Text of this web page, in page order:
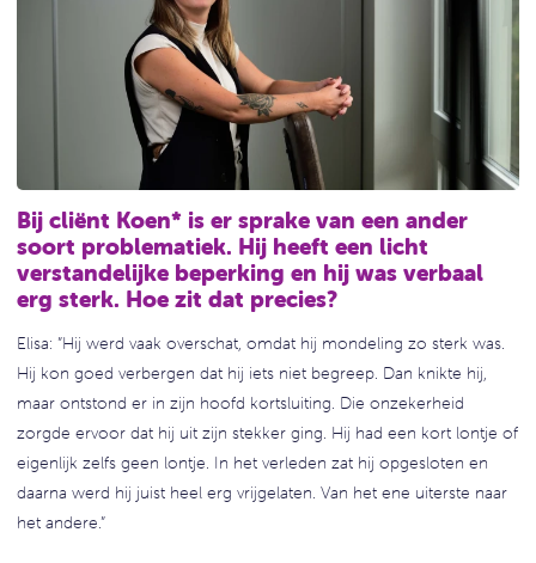
Bij cliënt Koen* is er sprake van een ander
soort problematiek. Hij heeft een licht
verstandelijke beperking en hij was verbaal
erg sterk. Hoe zit dat precies?
Elisa: ”Hij werd vaak overschat, omdat hij mondeling zo sterk was.
Hij kon goed verbergen dat hij iets niet begreep. Dan knikte hij,
maar ontstond er in zijn hoofd kortsluiting. Die onzekerheid
zorgde ervoor dat hij uit zijn stekker ging. Hij had een kort lontje of
eigenlijk zelfs geen lontje. In het verleden zat hij opgesloten en
daarna werd hij juist heel erg vrijgelaten. Van het ene uiterste naar
het andere.”